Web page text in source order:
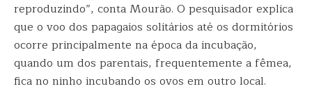
reproduzindo”, conta Mourão. O pesquisador explica
que o voo dos papagaios solitários até os dormitórios
ocorre principalmente na época da incubação,
quando um dos parentais, frequentemente a fêmea,
fica no ninho incubando os ovos em outro local.